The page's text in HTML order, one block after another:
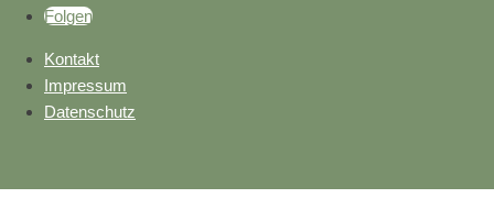
Folgen
Kontakt
Impressum
Datenschutz